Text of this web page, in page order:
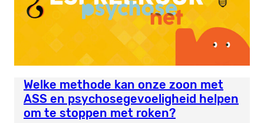
Welke methode kan onze zoon met
ASS en psychosegevoeligheid helpen
om te stoppen met roken?